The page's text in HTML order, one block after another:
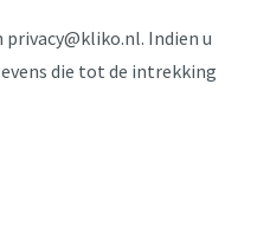
Indien u
die tot de intrekking